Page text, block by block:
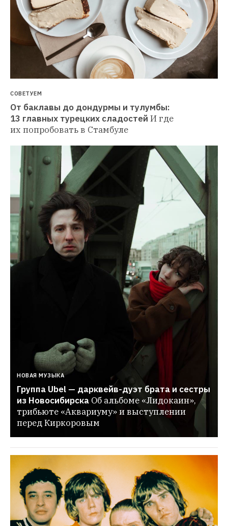
СОВЕТУЕМ
От баклавы до дондурмы и тулумбы:
13 главных турецких сладостей И где
их попробовать в Стамбуле
НОВАЯ МУЗЫКА
Группа Ubel — дарквейв-дуэт брата и сестры
из Новосибирска Об альбоме «Лидокаин»,
трибьюте «Аквариуму» и выступлении
перед Киркоровым